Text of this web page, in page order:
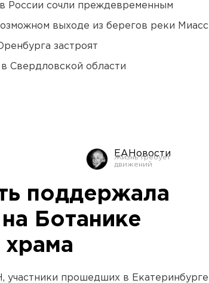
России сочли преждевременным
выходе из берегов реки Миасс
застроят
Свердловской области
ЕАНовости
поддержала
Ботанике
храма
участники прошедших в Екатеринбурге